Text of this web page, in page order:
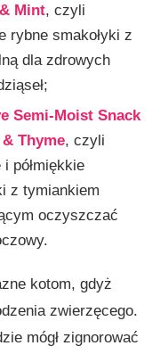
Mint, czyli
rybne smakołyki z
dla zdrowych
Semi-Moist Snack
Thyme, czyli
półmiękkie
z tymiankiem
oczyszczać
kotom, gdyż
zwierzęcego.
mógł zignorować